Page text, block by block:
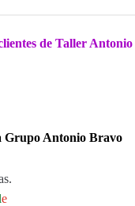
de Taller
Grupo Antonio Bravo
e